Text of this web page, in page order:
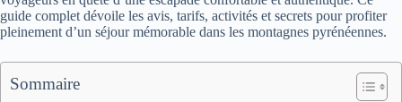
guide complet dévoile les avis, tarifs, activités et secrets pour profiter
pleinement d’un séjour mémorable dans les montagnes pyrénéennes.
Sommaire